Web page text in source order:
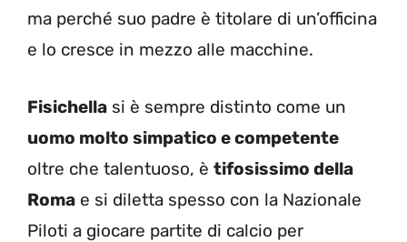
ma perché suo padre è titolare di un’officina
e lo cresce in mezzo alle macchine.
Fisichella si è sempre distinto come un
uomo molto simpatico e competente
oltre che talentuoso, è tifosissimo della
Roma e si diletta spesso con la Nazionale
Piloti a giocare partite di calcio per